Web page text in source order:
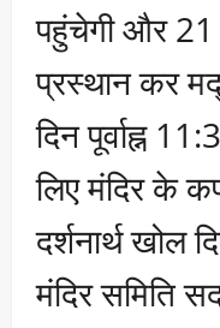
पहुंचेगी और 21
प्रस्थान कर
दिन पूर्वाह्न
लिए मंदिर के
दर्शनार्थ खोल
मंदिर समिति